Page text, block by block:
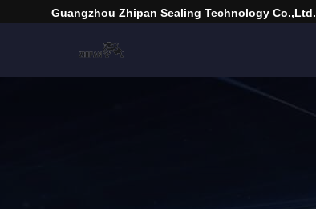
Guangzhou Zhipan Sealing Technology Co.,Ltd.